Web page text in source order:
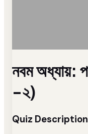
নবম অধ্যায়:
-২)
Quiz Description